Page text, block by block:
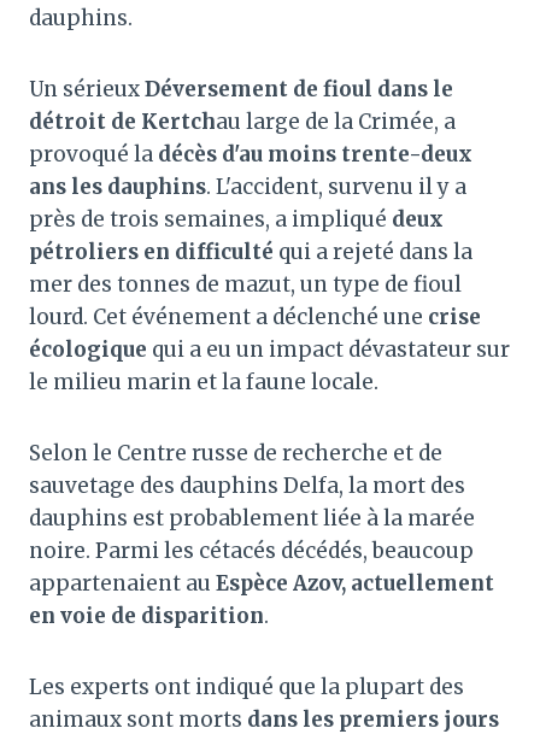
dauphins.
Un sérieuxDéversement de fioul dans le
détroit de Kertchau large de la Crimée, a
provoqué la décès d'au moins trente-deux
ans les dauphins. L'accident, survenu il y a
près de trois semaines, a impliqué deux
pétroliers en difficulté qui a rejeté dans la
mer des tonnes de mazut, un type de fioul
lourd. Cet événement a déclenché une crise
écologique qui a eu un impact dévastateur sur
le milieu marin et la faune locale.
Selon le Centre russe de recherche et de
sauvetage des dauphins Delfa, la mort des
dauphins est probablement liée à la marée
noire. Parmi les cétacés décédés, beaucoup
appartenaient au Espèce Azov, actuellement
en voie de disparition.
Les experts ont indiqué que la plupart des
animaux sont morts dans les premiers jours